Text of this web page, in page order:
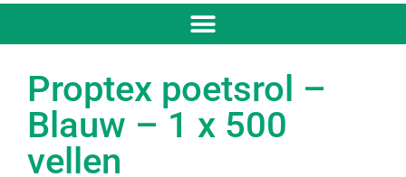
Proptex poetsrol –
Blauw – 1 x 500
vellen